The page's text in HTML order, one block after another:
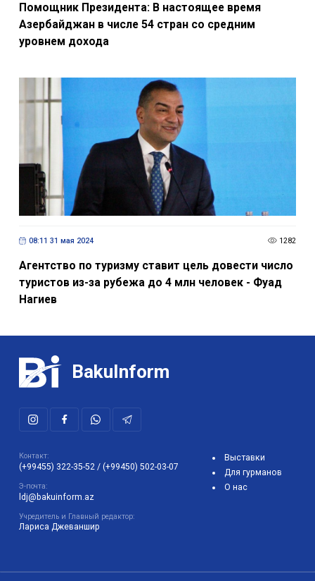
Помощник Президента: В настоящее время
Азербайджан в числе 54 стран со средним
уровнем дохода
08:11 31 мая 2024 1282
Агентство по туризму ставит цель довести число
туристов из-за рубежа до 4 млн человек - Фуад
Нагиев
BakuInform
Контакт:
(+99455) 322-35-52 / (+99450) 502-03-07
Э-почта:
ldj@bakuinform.az
Учредитель и Главный редактор:
Лариса Джеваншир
Выставки
Для гурманов
О нас